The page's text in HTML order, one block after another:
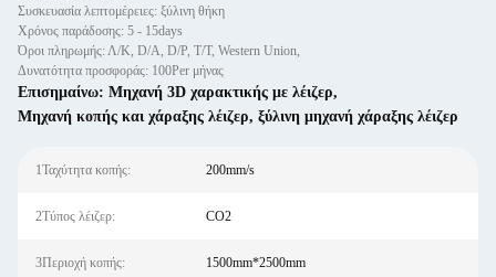
Συσκευασία λεπτομέρειες: ξύλινη θήκη
Χρόνος παράδοσης: 5 - 15days
Όροι πληρωμής: Λ/Κ, D/A, D/P, T/T, Western Union,
Δυνατότητα προσφοράς: 100Per μήνας
Επισημαίνω: Μηχανή 3D χαρακτικής με λέιζερ,
Μηχανή κοπής και χάραξης λέιζερ, ξύλινη μηχανή χάραξης λέιζερ
1Ταχύτητα κοπής: 200mm/s
2Τύπος λέιζερ: CO2
3Περιοχή κοπής: 1500mm*2500mm